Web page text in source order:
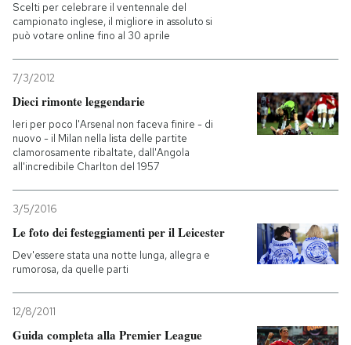
Scelti per celebrare il ventennale del
campionato inglese, il migliore in assoluto si
può votare online fino al 30 aprile
7/3/2012
Dieci rimonte leggendarie
Ieri per poco l'Arsenal non faceva finire - di
nuovo - il Milan nella lista delle partite
clamorosamente ribaltate, dall'Angola
all'incredibile Charlton del 1957
3/5/2016
Le foto dei festeggiamenti per il Leicester
Dev'essere stata una notte lunga, allegra e
rumorosa, da quelle parti
12/8/2011
Guida completa alla Premier League